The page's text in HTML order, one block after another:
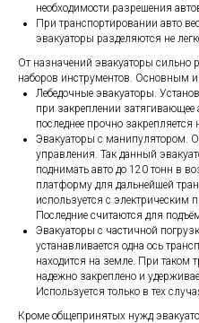
необходимости разрешения
При транспортировании авто
эвакуаторы разделяются не
От назначений эвакуаторы
наборов инструментов. Основным
Лебедочные эвакуаторы.
при закреплении
последнее прочно
Эвакуаторы с манипулятором.
управления. Так данный
поднимать авто до 120 тонн в
платформу для дальнейшей
используется с электрическим
Последние считаются для
Эвакуаторы с частичной
устанавливается одна ось
находится на земле. При таком
надежно закреплено и
Используется только в тех
Кроме общепринятых нужд